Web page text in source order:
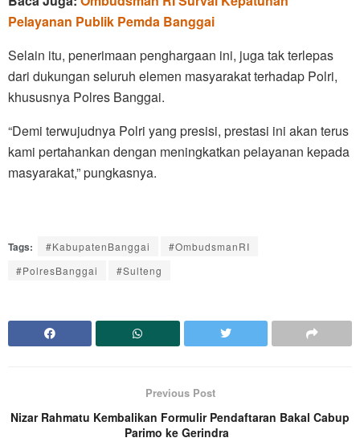
Pelayanan Publik Pemda Banggai
Selain itu, penerimaan penghargaan ini, juga tak terlepas
dari dukungan seluruh elemen masyarakat terhadap Polri,
khususnya Polres Banggai.
“Demi terwujudnya Polri yang presisi, prestasi ini akan terus
kami pertahankan dengan meningkatkan pelayanan kepada
masyarakat,” pungkasnya.
Tags: #KabupatenBanggai
#OmbudsmanRI
#PolresBanggai
#Sulteng
Previous Post
Nizar Rahmatu Kembalikan Formulir Pendaftaran Bakal Cabup
Parimo ke Gerindra